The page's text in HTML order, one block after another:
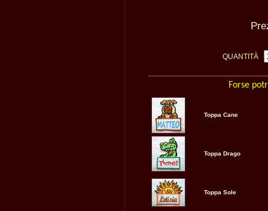
QUANTITÀ
Forse
Toppa Cane
Toppa Drago
Toppa Sole